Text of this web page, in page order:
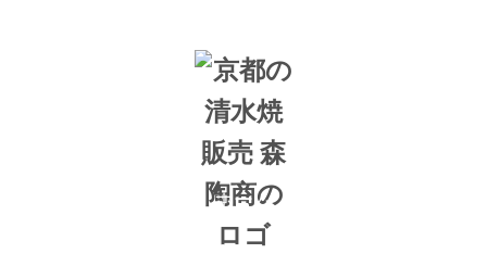
ホーム
森陶商について